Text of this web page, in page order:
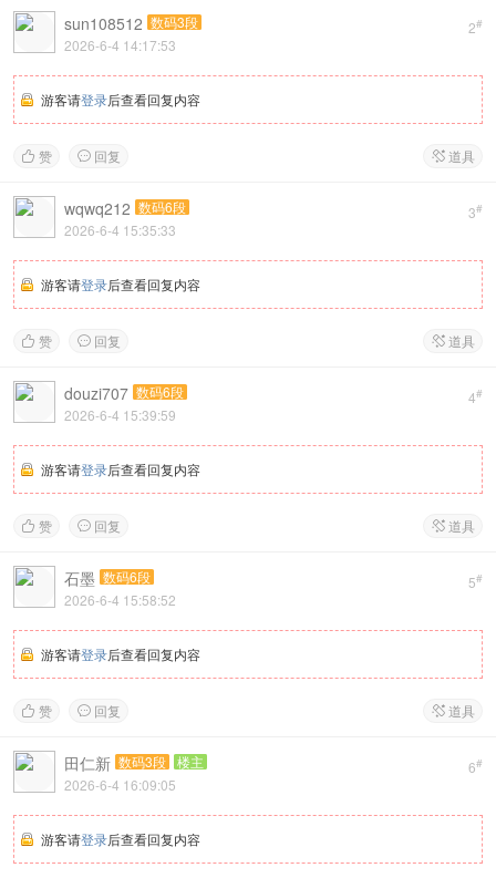
2#
sun108512 数码3段
2026-6-4 14:17:53
游客请登录后查看回复内容
 赞  回复  道具
3#
wqwq212 数码6段
2026-6-4 15:35:33
游客请登录后查看回复内容
 赞  回复  道具
4#
douzi707 数码6段
2026-6-4 15:39:59
游客请登录后查看回复内容
 赞  回复  道具
5#
石墨 数码6段
2026-6-4 15:58:52
游客请登录后查看回复内容
 赞  回复  道具
6#
田仁新 数码3段 楼主
2026-6-4 16:09:05
游客请登录后查看回复内容